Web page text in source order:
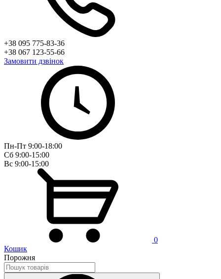
+38 095 775-83-36
+38 067 123-55-66
Замовити дзвінок
Пн-Пт 9:00-18:00
Сб 9:00-15:00
Вс 9:00-15:00
0
Кошик
Порожня